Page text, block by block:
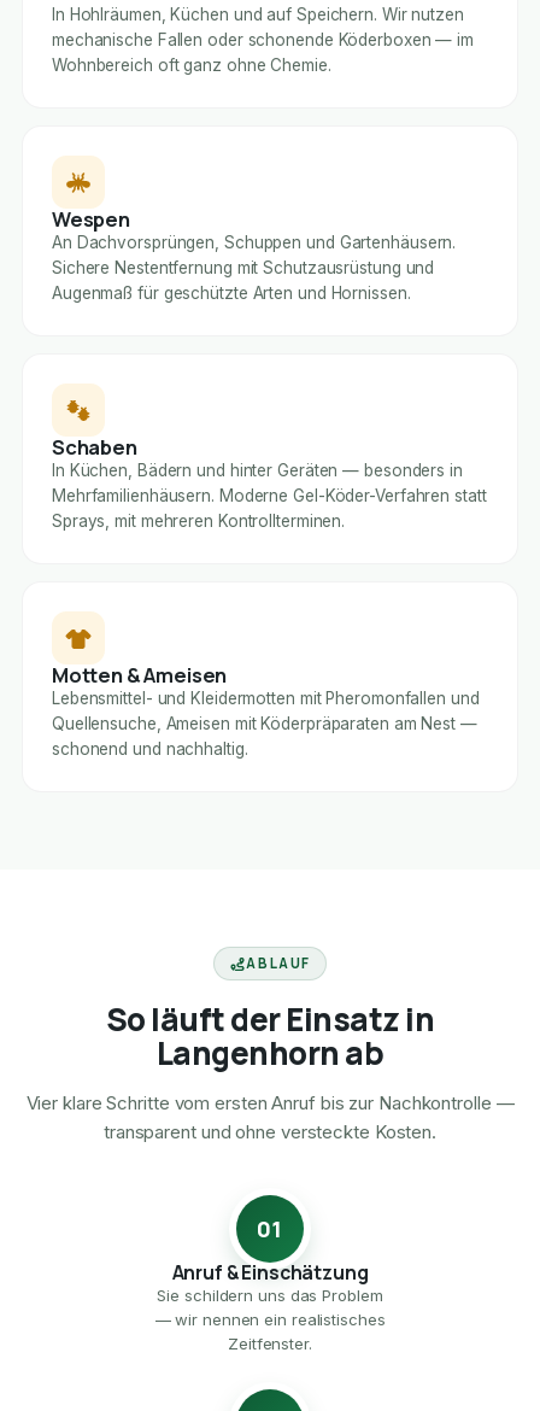
In Hohlräumen, Küchen und auf Speichern. Wir nutzen
mechanische Fallen oder schonende Köderboxen — im
Wohnbereich oft ganz ohne Chemie.
Wespen
An Dachvorsprüngen, Schuppen und Gartenhäusern.
Sichere Nestentfernung mit Schutzausrüstung und
Augenmaß für geschützte Arten und Hornissen.
Schaben
In Küchen, Bädern und hinter Geräten — besonders in
Mehrfamilienhäusern. Moderne Gel-Köder-Verfahren statt
Sprays, mit mehreren Kontrollterminen.
Motten & Ameisen
Lebensmittel- und Kleidermotten mit Pheromonfallen und
Quellensuche, Ameisen mit Köderpräparaten am Nest —
schonend und nachhaltig.
ABLAUF
So läuft der Einsatz in
Langenhorn ab
Vier klare Schritte vom ersten Anruf bis zur Nachkontrolle —
transparent und ohne versteckte Kosten.
01
Anruf & Einschätzung
Sie schildern uns das Problem
— wir nennen ein realistisches
Zeitfenster.